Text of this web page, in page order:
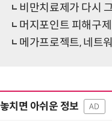
비만치료제가 다시
머지포인트 피해구
메가프로젝트, 네트
놓치면 아쉬운 정보 AD